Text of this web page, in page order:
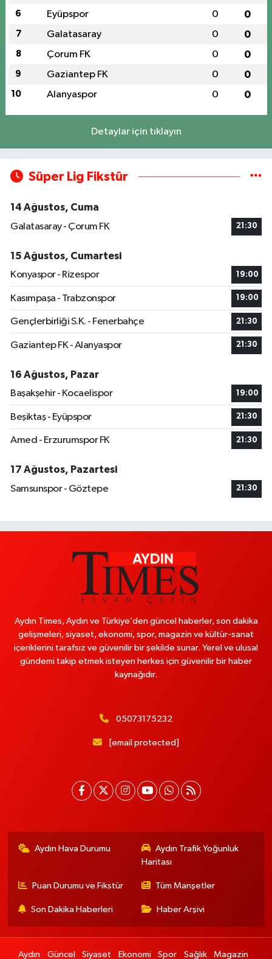
6 Eyüpspor 0 0
7 Galatasaray 0 0
8 Çorum FK 0 0
9 Gaziantep FK 0 0
10 Alanyaspor 0 0
Detaylar için tıklayın
Süper Lig Fikstür
14 Ağustos, Cuma
Galatasaray - Çorum FK
21:30
15 Ağustos, Cumartesi
Konyaspor - Rizespor
19:00
Kasımpaşa - Trabzonspor 19:00
Gençlerbirliği S.K. - Fenerbahçe 21:30
Gaziantep FK - Alanyaspor 21:30
16 Ağustos, Pazar
Başakşehir - Kocaelispor
19:00
Beşiktaş - Eyüpspor 21:30
Amed - Erzurumspor FK 21:30
17 Ağustos, Pazartesi
Samsunspor - Göztepe
21:30
Aydın Times, Aydın ve Türkiye’den güncel haberler, son dakika
gelişmeleri, siyaset, ekonomi, spor, magazin ve kültür-sanat
içeriklerini tarafsız ve güvenilir bir şekilde sunar. Yerel ve ulusal
gündemi takip etmek isteyen herkes için güvenilir bir haber
kaynağıdır.
05073175232
[email protected]
Aydın Hava Durumu
Aydın Trafik Yoğunluk
Haritası
Puan Durumu ve Fikstür Tüm Manşetler
Son Dakika Haberleri Haber Arşivi
Aydın Güncel Siyaset Ekonomi Spor Sağlık Magazin